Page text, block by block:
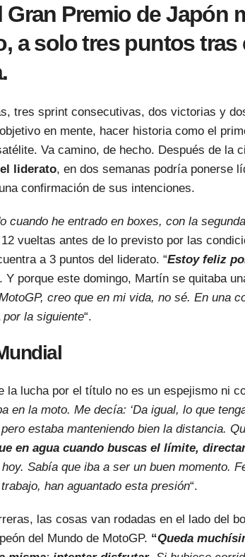
Premio de Japón
a solo tres puntos tras
tres sprint consecutivas, dos victorias y
en mente, hacer historia como el
Va camino, de hecho. Después de la
liderato, en dos semanas podría ponerse
confirmación de sus intenciones.
cuando he entrado en boxes, con la
vueltas antes de lo previsto por las
a 3 puntos del liderato. “Estoy feliz
Y porque este domingo, Martín se quitaba
creo que en mi vida, no sé. En una
la siguiente“.
la lucha por el título no es un espejismo ni
en la moto. Me decía: ‘Da igual, lo que
estaba manteniendo bien la distancia.
en agua cuando buscas el límite,
Sabía que iba a ser un buen momento.
han aguantado esta presión“.
las cosas van rodadas en el lado del
del Mundo de MotoGP. “Queda